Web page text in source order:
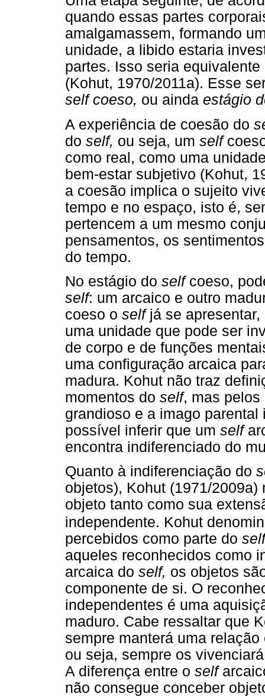
quando essas partes
amalgamassem, formando
unidade, a libido estaria
partes. Isso seria
(Kohut, 1970/2011a). Esse
self coeso, ou ainda estágio
A experiência de coesão do
do self, ou seja, um self
como real, como uma
bem-estar subjetivo (Kohut,
a coesão implica o sujeito
tempo e no espaço, isto é,
pertencem a um mesmo
pensamentos, os
do tempo.
No estágio do selfcoeso,
self: um arcaico e outro
coeso o selfjá se apresentar,
uma unidade que pode ser
de corpo e de funções
uma configuração arcaica
madura. Kohut não traz
momentos do self, mas
grandioso e a imago
possível inferir que um self
encontra indiferenciado do
Quanto à indiferenciação do
objetos), Kohut (1971/
objeto tanto como sua
independente. Kohut
percebidos como parte do
aqueles reconhecidos como
arcaica do self, os objetos
componente de si. O
independentes é uma
maduro. Cabe ressaltar que
sempre manterá uma
ou seja, sempre os
A diferença entre o self
não consegue conceber